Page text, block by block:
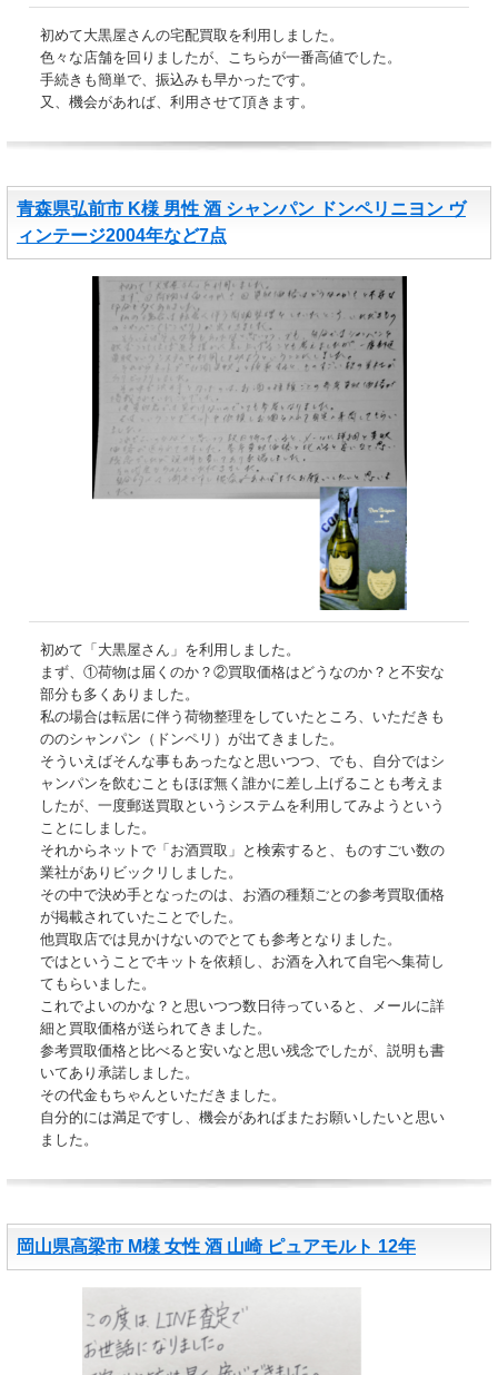
初めて大黒屋さんの宅配買取を利用しました。
色々な店舗を回りましたが、こちらが一番高値でした。
手続きも簡単で、振込みも早かったです。
又、機会があれば、利用させて頂きます。
青森県弘前市 K様 男性 酒 シャンパン ドンペリニヨン ヴ
ィンテージ2004年など7点
初めて「大黒屋さん」を利用しました。
まず、①荷物は届くのか？②買取価格はどうなのか？と不安な
部分も多くありました。
私の場合は転居に伴う荷物整理をしていたところ、いただきも
ののシャンパン（ドンペリ）が出てきました。
そういえばそんな事もあったなと思いつつ、でも、自分ではシ
ャンパンを飲むこともほぼ無く誰かに差し上げることも考えま
したが、一度郵送買取というシステムを利用してみようという
ことにしました。
それからネットで「お酒買取」と検索すると、ものすごい数の
業社がありビックリしました。
その中で決め手となったのは、お酒の種類ごとの参考買取価格
が掲載されていたことでした。
他買取店では見かけないのでとても参考となりました。
ではということでキットを依頼し、お酒を入れて自宅へ集荷し
てもらいました。
これでよいのかな？と思いつつ数日待っていると、メールに詳
細と買取価格が送られてきました。
参考買取価格と比べると安いなと思い残念でしたが、説明も書
いてあり承諾しました。
その代金もちゃんといただきました。
自分的には満足ですし、機会があればまたお願いしたいと思い
ました。
岡山県高梁市 M様 女性 酒 山崎 ピュアモルト 12年